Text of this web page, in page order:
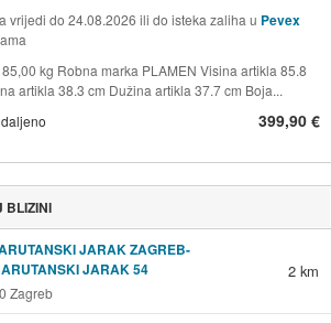
vrijedi do 24.08.2026 ili do isteka zaliha u Pevex
kg Robna marka PLAMEN Visina artikla 85.8
artikla 38.3 cm Dužina artikla 37.7 cm Boja...
399,90 €
BLIZINI
JARAK ZAGREB-
JARAK 54
Zagreb
2 km